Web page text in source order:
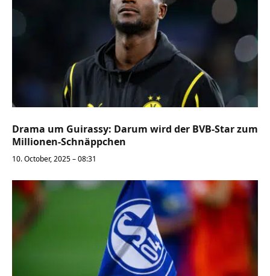
Drama um Guirassy: Darum wird der BVB-Star zum
Millionen-Schnäppchen
10. October, 2025 – 08:31